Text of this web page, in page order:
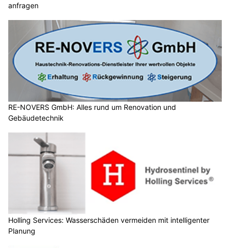
anfragen
RE-NOVERS GmbH: Alles rund um Renovation und
Gebäudetechnik
Holling Services: Wasserschäden vermeiden mit intelligenter
Planung